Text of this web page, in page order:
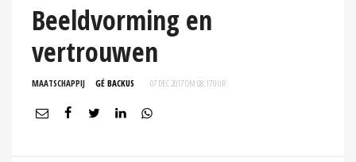
Beeldvorming en
vertrouwen
MAATSCHAPPIJ GÉ BACKUS 07 DEC 2017 OM 08:17UUR